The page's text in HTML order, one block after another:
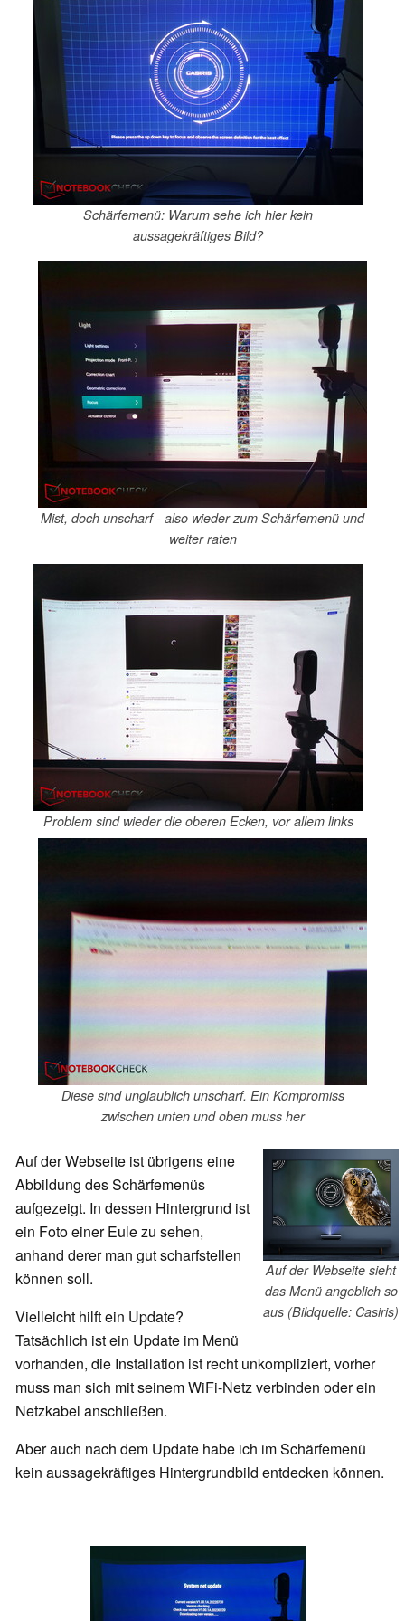
Schärfemenü: Warum sehe ich hier kein
aussagekräftiges Bild?
Mist, doch unscharf - also wieder zum Schärfemenü und
weiter raten
Problem sind wieder die oberen Ecken, vor allem links
Diese sind unglaublich unscharf. Ein Kompromiss
zwischen unten und oben muss her
Auf der Webseite sieht
das Menü angeblich so
aus (Bildquelle: Casiris)
Auf der Webseite ist übrigens eine
Abbildung des Schärfemenüs
aufgezeigt. In dessen Hintergrund ist
ein Foto einer Eule zu sehen,
anhand derer man gut scharfstellen
können soll.
Vielleicht hilft ein Update?
Tatsächlich ist ein Update im Menü
vorhanden, die Installation ist recht unkompliziert, vorher
muss man sich mit seinem WiFi-Netz verbinden oder ein
Netzkabel anschließen.
Aber auch nach dem Update habe ich im Schärfemenü
kein aussagekräftiges Hintergrundbild entdecken können.